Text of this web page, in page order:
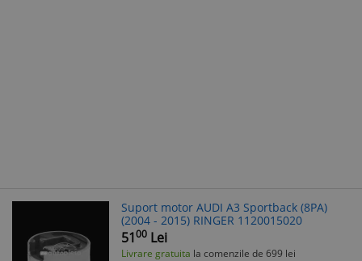
Suport motor AUDI A3 Sportback (8PA)
(2004 - 2015) RINGER 1120015020
5100 Lei
Livrare gratuita la comenzile de 699 lei